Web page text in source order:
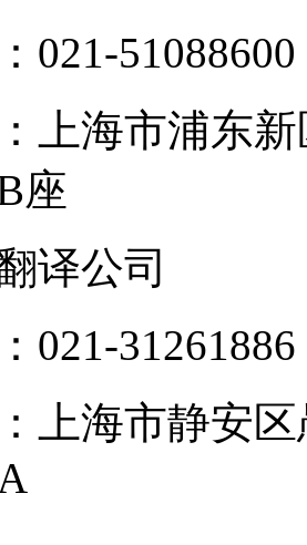
021-51088600
上海市浦东新
座
译公司
021-31261886
上海市静安区